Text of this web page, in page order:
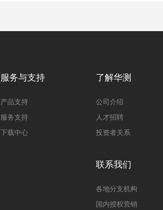
服务与支持
产品支持
服务支持
下载中心
了解华测
公司介绍
人才招聘
投资者关系
联系我们
各地分支机构
国内授权营销